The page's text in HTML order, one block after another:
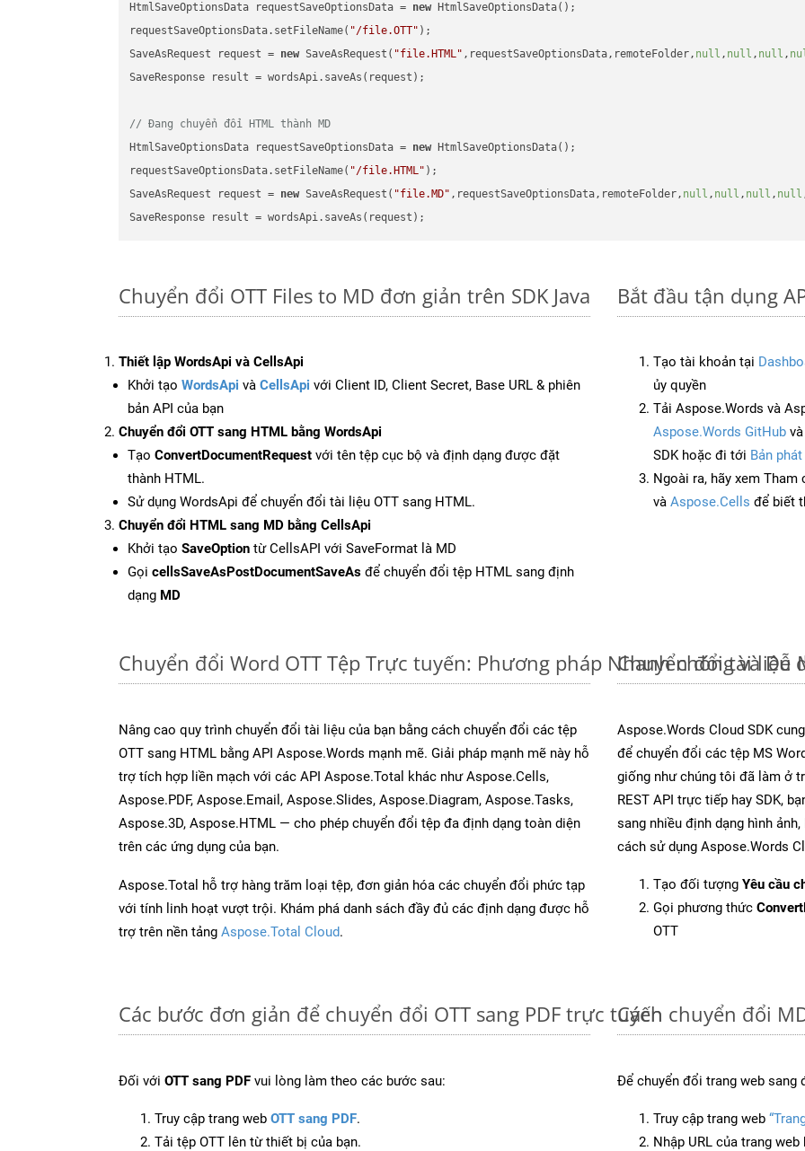
HtmlSaveOptionsData requestSaveOptionsData = new HtmlSaveOptionsData();
requestSaveOptionsData.setFileName( "/file.OTT" );
SaveAsRequest request = new SaveAsRequest( "file.HTML" ,requestSaveOptionsData,remoteFolder, null , null , null ,
SaveResponse result = wordsApi.saveAs(request);
// Đang chuyển đổi HTML thành MD
HtmlSaveOptionsData requestSaveOptionsData = new HtmlSaveOptionsData();
requestSaveOptionsData.setFileName( "/file.HTML" );
SaveAsRequest request = new SaveAsRequest( "file.MD" ,requestSaveOptionsData,remoteFolder, null , null , null , null
Chuyển đổi OTT Files to MD đơn giản trên SDK Java
Thiết lập WordsApi và CellsApi
Khởi tạo WordsApi và CellsApi với Client ID, Client Secret, Base URL & phiên
bản API của bạn
Chuyển đổi OTT sang HTML bằng WordsApi
Tạo ConvertDocumentRequest với tên tệp cục bộ và định dạng được đặt
thành HTML.
Sử dụng WordsApi để chuyển đổi tài liệu OTT sang HTML.
Chuyển đổi HTML sang MD bằng CellsApi
Khởi tạo SaveOption từ CellsAPI với SaveFormat là MD
Gọi cellsSaveAsPostDocumentSaveAs để chuyển đổi tệp HTML sang định
dạng MD
Bắt đầu tận dụng
Tạo tài khoản tại
ủy quyền
Tải Aspose.Words và
Aspose.Words GitHub và
SDK hoặc đi tới Bản
Ngoài ra, hãy xem Tham
và Aspose.Cells để biết
Chuyển đổi Word OTT Tệp Trực tuyến: Phương pháp Nhanh chóng và Dễ
Nâng cao quy trình chuyển đổi tài liệu của bạn bằng cách chuyển đổi các tệp
OTT sang HTML bằng API Aspose.Words mạnh mẽ. Giải pháp mạnh mẽ này hỗ
trợ tích hợp liền mạch với các API Aspose.Total khác như Aspose.Cells,
Aspose.PDF, Aspose.Email, Aspose.Slides, Aspose.Diagram, Aspose.Tasks,
Aspose.3D, Aspose.HTML — cho phép chuyển đổi tệp đa định dạng toàn diện
trên các ứng dụng của bạn.
Aspose.Total hỗ trợ hàng trăm loại tệp, đơn giản hóa các chuyển đổi phức tạp
với tính linh hoạt vượt trội. Khám phá danh sách đầy đủ các định dạng được hỗ
trợ trên nền tảng Aspose.Total Cloud.
Chuyển đổi tài liệu
Aspose.Words Cloud SDK
để chuyển đổi các tệp MS
giống như chúng tôi đã làm ở
REST API trực tiếp hay SDK,
sang nhiều định dạng hình ảnh,
cách sử dụng Aspose.Words
Tạo đối tượng Yêu cầu
Gọi phương thức
OTT
Các bước đơn giản để chuyển đổi OTT sang PDF trực tuyến
Đối với OTT sang PDF vui lòng làm theo các bước sau:
Truy cập trang web OTT sang PDF.
Tải tệp OTT lên từ thiết bị của bạn.
Cách chuyển đổi
Để chuyển đổi trang web sang
Truy cập trang web
Nhập URL của trang